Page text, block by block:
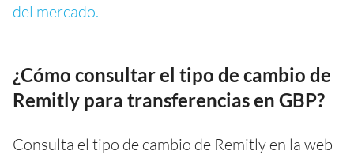
del mercado.
¿Cómo consultar el tipo de cambio de
Remitly para transferencias en GBP?
Consulta el tipo de cambio de Remitly en la web